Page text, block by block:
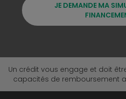
JE DEMANDE MA
Un crédit vous engage et doit
capacités de remboursement